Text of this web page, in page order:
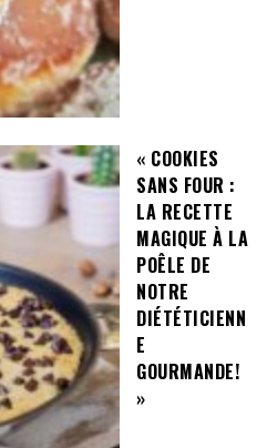
« COOKIES
SANS FOUR :
LA RECETTE
MAGIQUE À LA
POÊLE DE
NOTRE
DIÉTÉTICIENN
E
GOURMANDE!
»